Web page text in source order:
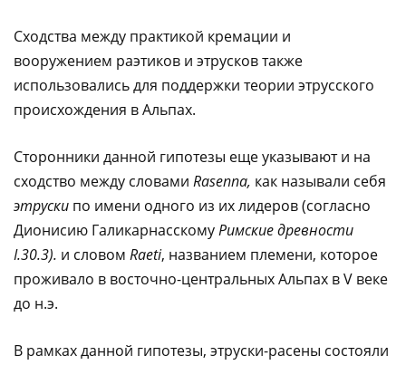
Сходства между практикой кремации и
вооружением раэтиков и этрусков также
использовались для поддержки теории этрусского
происхождения в Альпах.
Сторонники данной гипотезы еще указывают и на
сходство между словами Rasenna, как называли себя
этруски по имени одного из их лидеров (согласно
Дионисию ГаликарнасскомуРимские древности
I.30.3). и словом Raeti, названием племени, которое
проживало в восточно-центральных Альпах в V веке
до н.э.
В рамках данной гипотезы, этруски-расены состояли